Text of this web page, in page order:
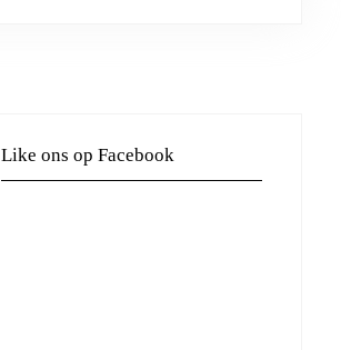
Like ons op Facebook